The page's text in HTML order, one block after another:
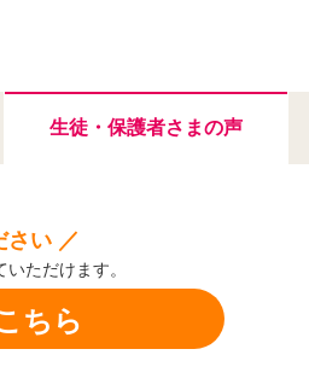
生徒・保護者さまの声
さい ／
ただけます。
ちら